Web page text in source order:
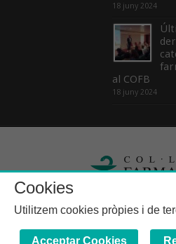
18 juny 2024
al COFB
18 juny 2024
Cookies
Utilitzem cookies pròpies i de
Acceptar Cookies